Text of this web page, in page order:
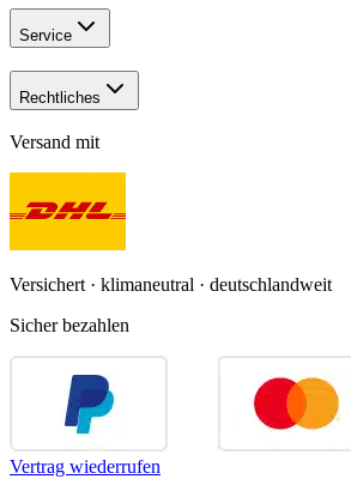
Service
Rechtliches
Versand mit
Versichert · klimaneutral · deutschlandweit
Sicher bezahlen
Vertrag wiederrufen